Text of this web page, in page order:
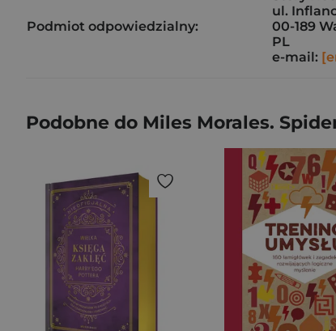
Podmiot odpowiedzialny:
ul.
00-189
PL
e-mail:
Podobne do Miles Morales.